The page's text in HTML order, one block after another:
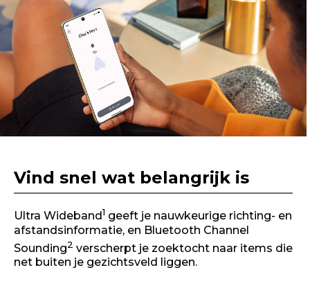
t
e
m
o
Vind snel wat belangrijk is
Ultra Wideband1 geeft je nauwkeurige richting- en
afstandsinformatie, en Bluetooth Channel
Sounding2 verscherpt je zoektocht naar items die
net buiten je gezichtsveld liggen.